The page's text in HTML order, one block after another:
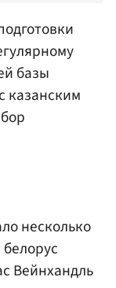
базы
казанским
несколько
Вейнхандль